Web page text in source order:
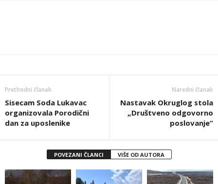
Prethodni članak
Sisecam Soda Lukavac
organizovala Porodični
dan za uposlenike
Naredni članak
Nastavak Okruglog stola
„Društveno odgovorno
poslovanje”
POVEZANI ČLANCI VIŠE OD AUTORA